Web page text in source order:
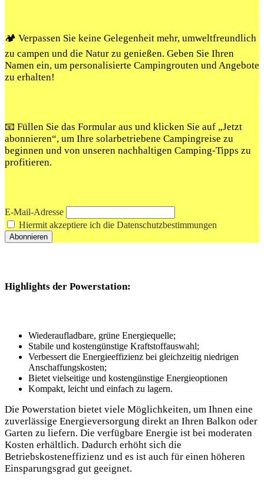
🏕️ Verpassen Sie keine Gelegenheit mehr, umweltfreundlich
zu campen und die Natur zu genießen. Geben Sie Ihren
Namen ein, um personalisierte Campingrouten und Angebote
zu erhalten!
📧 Füllen Sie das Formular aus und klicken Sie auf „Jetzt
abonnieren“, um Ihre solarbetriebene Campingreise zu
beginnen und von unseren nachhaltigen Camping-Tipps zu
profitieren.
E-Mail-Adresse
Hiermit akzeptiere ich die Datenschutzbestimmungen
Highlights der Powerstation:
Wiederaufladbare, grüne Energiequelle;
Stabile und kostengünstige Kraftstoffauswahl;
Verbessert die Energieeffizienz bei gleichzeitig niedrigen
Anschaffungskosten;
Bietet vielseitige und kostengünstige Energieoptionen
Kompakt, leicht und einfach zu lagern.
Die Powerstation bietet viele Möglichkeiten, um Ihnen eine
zuverlässige Energieversorgung direkt an Ihren Balkon oder
Garten zu liefern. Die verfügbare Energie ist bei moderaten
Kosten erhältlich. Dadurch erhöht sich die
Betriebskosteneffizienz und es ist auch für einen höheren
Einsparungsgrad gut geeignet.